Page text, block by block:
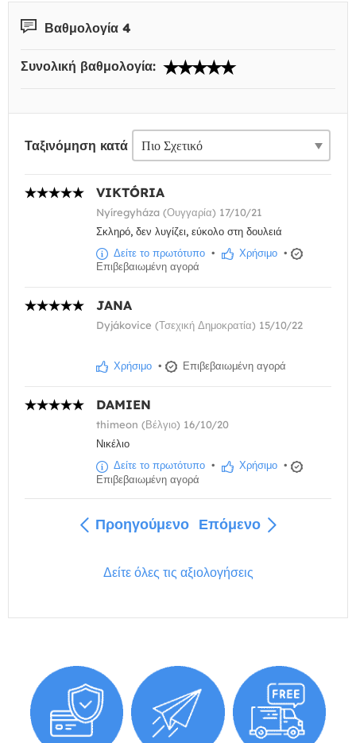
Βαθμολογία 4
Συνολική βαθμολογία:
Ταξινόμηση κατά
VIKTÓRIA
Nyíregyháza (Ουγγαρία) 17/10/21
Σκληρό, δεν λυγίζει, εύκολο στη δουλειά
Δείτε το πρωτότυπο • Χρήσιμο •
Επιβεβαιωμένη αγορά
JANA
Dyjákovice (Τσεχική Δημοκρατία) 15/10/22
Χρήσιμο • Επιβεβαιωμένη αγορά
DAMIEN
thimeon (Βέλγιο) 16/10/20
Νικέλιο
Δείτε το πρωτότυπο • Χρήσιμο •
Επιβεβαιωμένη αγορά
Προηγούμενο Επόμενο
Δείτε όλες τις αξιολογήσεις